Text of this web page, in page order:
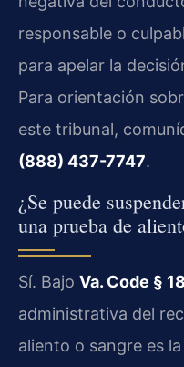
responsable o
para apelar la
Para orientación
este tribunal,
(888) 437-7747.
¿Se puede
una prueba de
Sí. Bajo Va. Code §
administrativa del
aliento o sangre es